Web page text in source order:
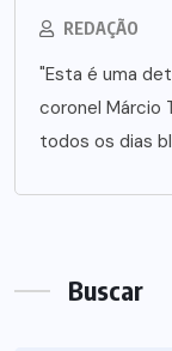
REDAÇÃO
"Esta é uma
coronel Márcio
todos os dias
Buscar